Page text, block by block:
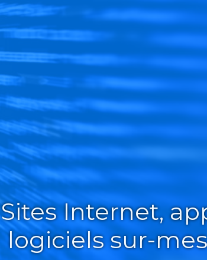
Sites Internet,
logiciels sur-